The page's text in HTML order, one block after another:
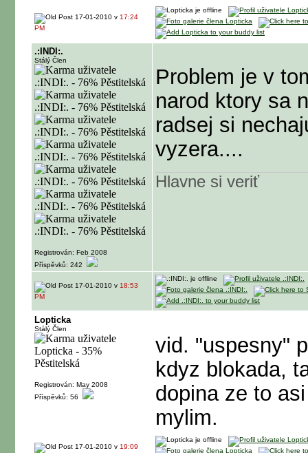
17-01-2010 v 17:24
PM
.:INDI:.
Stálý Člen
Registrován: Feb 2008
Příspěvků: 242
Problem je v
narod ktory sa
radsej si
vyzera....
Hlavne si veriť
17-01-2010 v 18:53
PM
Lopticka
Stálý Člen
Registrován: May 2008
Příspěvků: 56
vid. "uspesny"
kdyz blokada,
dopina ze to
mylim.
17-01-2010 v 19:09